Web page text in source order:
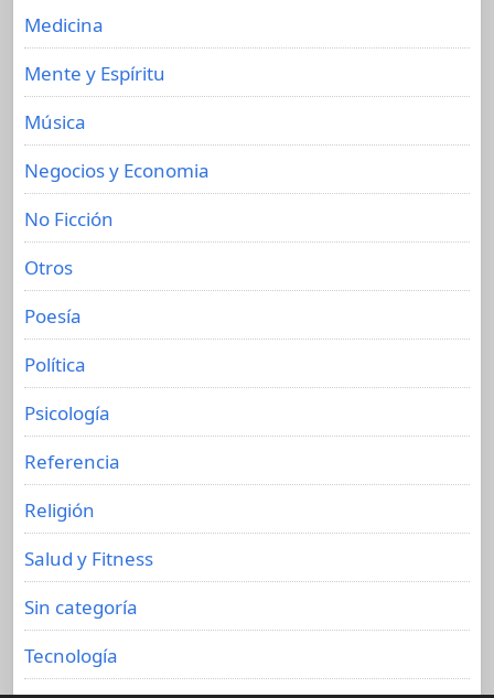
Medicina
Mente y Espíritu
Música
Negocios y Economia
No Ficción
Otros
Poesía
Política
Psicología
Referencia
Religión
Salud y Fitness
Sin categoría
Tecnología